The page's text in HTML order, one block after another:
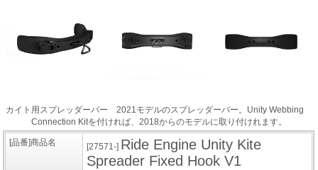
カイト用スプレッダーバー 2021モデルのスプレッダーバー。Unity Webbing
Connection Kitを付ければ、2018からのモデルに取り付けれます。
[品番]商品名 [27571-] Ride Engine Unity Kite
Spreader Fixed Hook V1